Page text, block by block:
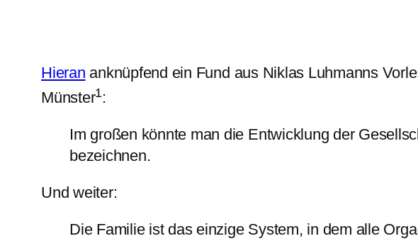
Hieran anknüpfend ein Fund aus Niklas Luhmanns
Münster1:
Im großen könnte man die Entwicklung der
bezeichnen.
Und weiter:
Die Familie ist das einzige System, in dem alle